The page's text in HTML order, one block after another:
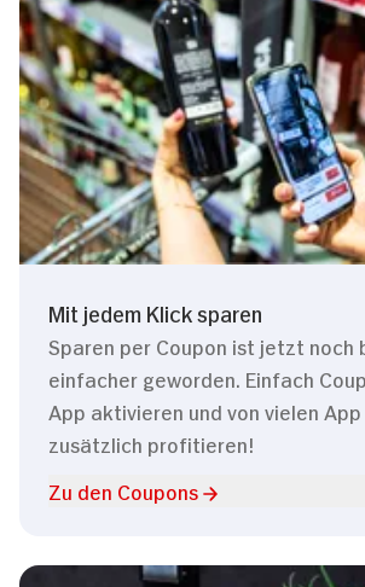
Mit jedem Klick sparen
Sparen per Coupon ist jetzt noch
einfacher geworden. Einfach
App aktivieren und von vielen App
zusätzlich profitieren!
Zu den Coupons